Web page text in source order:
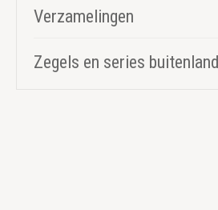
Verzamelingen
Zegels en series buitenland